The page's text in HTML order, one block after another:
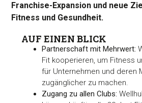
Franchise-Expansion und neue
Fitness und Gesundheit.
AUF EINEN BLICK
Partnerschaft mit Mehrwert:
Fit kooperieren, um Fitness
für Unternehmen und deren
zugänglicher zu machen.
Zugang zu allen Clubs: